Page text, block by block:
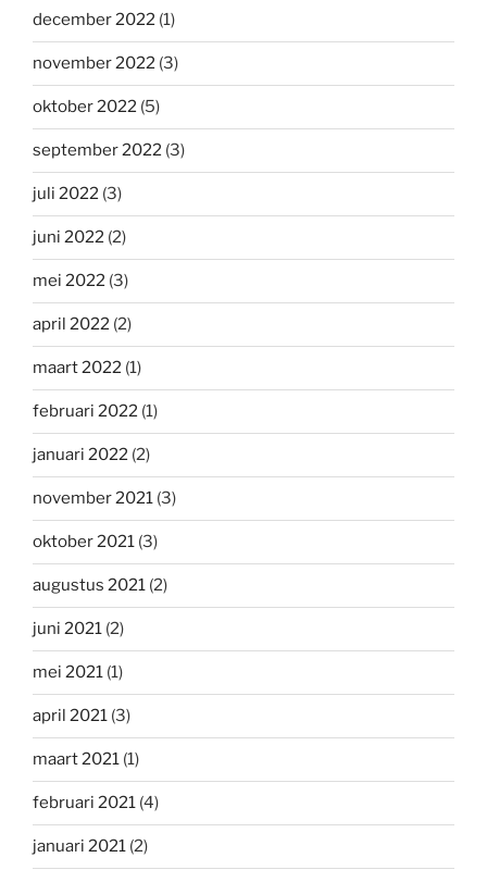
december 2022 (1)
november 2022 (3)
oktober 2022 (5)
september 2022 (3)
juli 2022 (3)
juni 2022 (2)
mei 2022 (3)
april 2022 (2)
maart 2022 (1)
februari 2022 (1)
januari 2022 (2)
november 2021 (3)
oktober 2021 (3)
augustus 2021 (2)
juni 2021 (2)
mei 2021 (1)
april 2021 (3)
maart 2021 (1)
februari 2021 (4)
januari 2021 (2)